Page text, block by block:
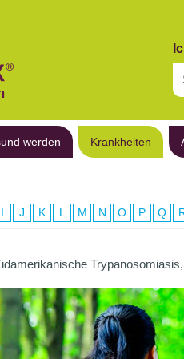
werden Krankheiten
I J K L M N O P Q